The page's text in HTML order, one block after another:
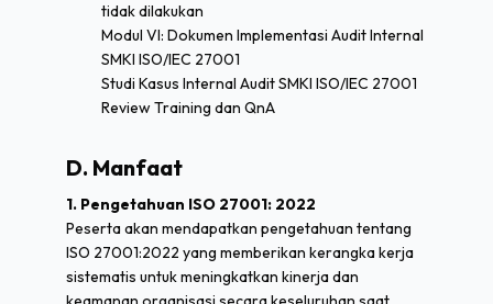
tidak dilakukan
Modul VI: Dokumen Implementasi Audit Internal
SMKI ISO/IEC 27001
Studi Kasus Internal Audit SMKI ISO/IEC 27001
Review Training dan QnA
D. Manfaat
1. Pengetahuan ISO 27001: 2022
Peserta akan mendapatkan pengetahuan tentang
ISO 27001:2022 yang memberikan kerangka kerja
sistematis untuk meningkatkan kinerja dan